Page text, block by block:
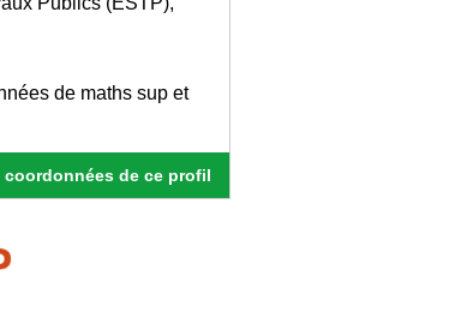
de maths sup et
coordonnées de ce profil